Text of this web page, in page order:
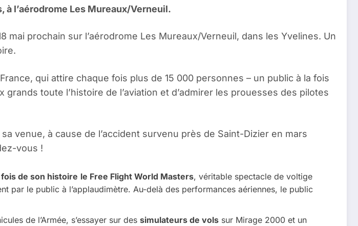
à l’aérodrome Les Mureaux/Verneuil.
mai prochain sur l’aérodrome Les Mureaux/Verneuil, dans les Yvelines. Un
qui attire chaque fois plus de 15 000 personnes – un public à la fois
toute l’histoire de l’aviation et d’admirer les prouesses des pilotes
venue, à cause de l’accident survenu près de Saint-Dizier en mars
vous !
fois de son histoire le Free Flight World Masters, véritable spectacle de voltige
par le public à l’applaudimètre. Au-delà des performances aériennes, le public
de l’Armée, s’essayer sur des simulateurs de vols sur Mirage 2000 et un